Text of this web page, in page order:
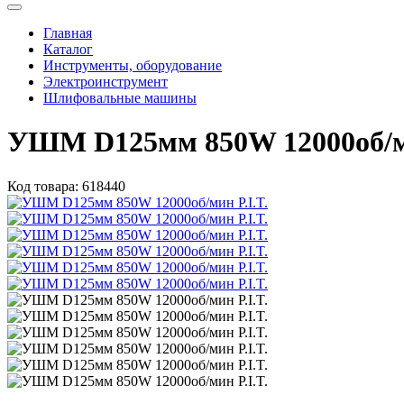
Главная
Каталог
Инструменты, оборудование
Электроинструмент
Шлифовальные машины
УШМ D125мм 850W 12000об/
Код товара: 618440